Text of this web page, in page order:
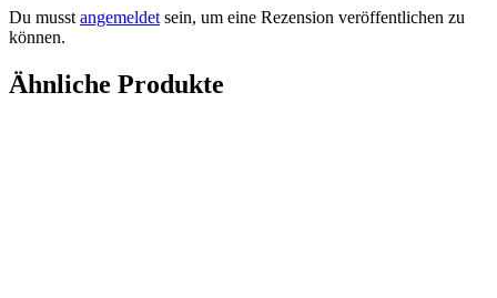
Du musst angemeldet sein, um eine Rezension veröffentlichen zu
können.
Ähnliche Produkte